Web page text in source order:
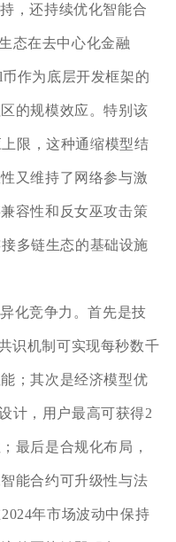
，还持续优化智能合
态在去中心化金融
币作为底层开发框架的
的规模效应。特别该
限，这种通缩模型结
又维持了网络参与激
容性和反女巫攻击策
多链生态的基础设施
化竞争力。首先是技
识机制可实现每秒数千
；其次是经济模型优
计，用户最高可获得2
最后是合规化布局，
能合约可升级性与法
年市场波动中保持